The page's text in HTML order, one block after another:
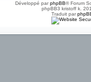
Développé parphpBB® Forum
phpBB3 kristoff k.
Traduit par